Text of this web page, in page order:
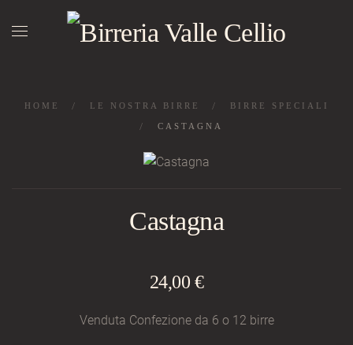
Skip to main content
HOME LE NOSTRA BIRRE BIRRE SPECIALI
CASTAGNA
Castagna
24,00 €
Venduta Confezione da 6 o 12 birre